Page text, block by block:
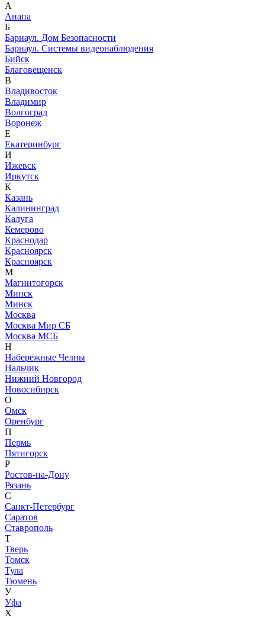
А
Анапа
Б
Барнаул. Дом Безопасности
Барнаул. Системы видеонаблюдения
Бийск
Благовещенск
В
Владивосток
Владимир
Волгоград
Воронеж
Е
Екатеринбург
И
Ижевск
Иркутск
К
Казань
Калининград
Калуга
Кемерово
Краснодар
Красноярск
Красноярск
М
Магнитогорск
Минск
Минск
Москва
Москва Мир СБ
Москва МСБ
Н
Набережные Челны
Нальчик
Нижний Новгород
Новосибирск
О
Омск
Оренбург
П
Пермь
Пятигорск
Р
Ростов-на-Дону
Рязань
С
Санкт-Петербург
Саратов
Ставрополь
Т
Тверь
Томск
Тула
Тюмень
У
Уфа
Х